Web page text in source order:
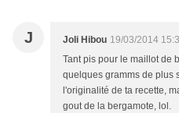
J Joli Hibou 19/03/2014
Tant pis pour le maillot de
quelques gramms de plus
l'originalité de ta recette,
gout de la bergamote, lol.